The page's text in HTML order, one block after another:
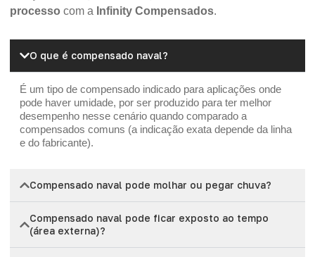
processo com a Infinity Compensados.
O que é compensado naval?
É um tipo de compensado indicado para aplicações onde
pode haver umidade, por ser produzido para ter melhor
desempenho nesse cenário quando comparado a
compensados comuns (a indicação exata depende da linha
e do fabricante).
Compensado naval pode molhar ou pegar chuva?
Compensado naval pode ficar exposto ao tempo
(área externa)?